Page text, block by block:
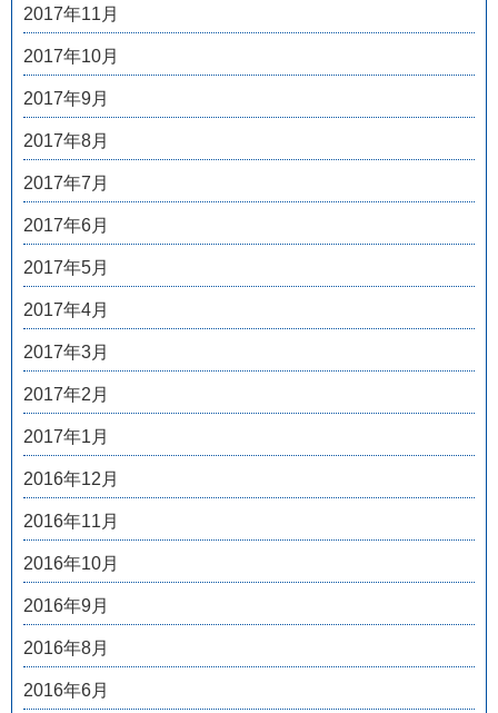
2017年11月
2017年10月
2017年9月
2017年8月
2017年7月
2017年6月
2017年5月
2017年4月
2017年3月
2017年2月
2017年1月
2016年12月
2016年11月
2016年10月
2016年9月
2016年8月
2016年6月